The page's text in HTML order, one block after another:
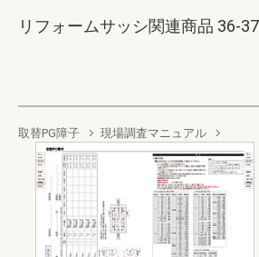
リフォームサッシ関連商品 36-
取替PG障子 現場調査マニュアル